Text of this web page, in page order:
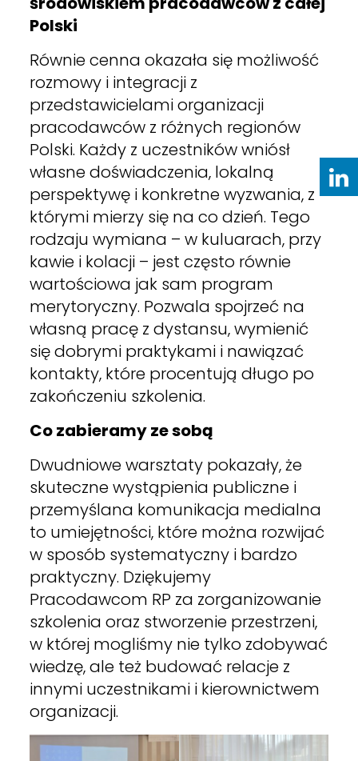
Polski
Równie cenna okazała się możliwość
rozmowy i integracji z
przedstawicielami organizacji
pracodawców z różnych regionów
Polski. Każdy z uczestników wniósł
własne doświadczenia, lokalną
perspektywę i konkretne wyzwania, z
którymi mierzy się na co dzień. Tego
rodzaju wymiana – w kuluarach, przy
kawie i kolacji – jest często równie
wartościowa jak sam program
merytoryczny. Pozwala spojrzeć na
własną pracę z dystansu, wymienić
się dobrymi praktykami i nawiązać
kontakty, które procentują długo po
zakończeniu szkolenia.
Co zabieramy ze sobą
Dwudniowe warsztaty pokazały, że
skuteczne wystąpienia publiczne i
przemyślana komunikacja medialna
to umiejętności, które można rozwijać
w sposób systematyczny i bardzo
praktyczny. Dziękujemy
Pracodawcom RP za zorganizowanie
szkolenia oraz stworzenie przestrzeni,
w której mogliśmy nie tylko zdobywać
wiedzę, ale też budować relacje z
innymi uczestnikami i kierownictwem
organizacji.